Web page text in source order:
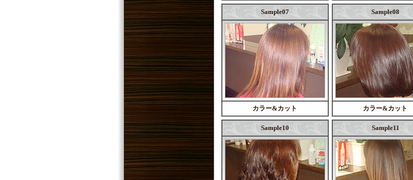
Sample07
カラー&カット
Sample08
カラー&カット
Sample10 Sample11